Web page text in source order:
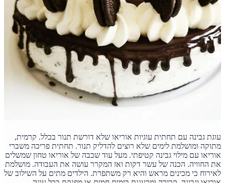
עוגת גבינה עם תחתית עוגיות אוריאו שלא דורשת תנור בכלל. קרמית,
מתוקה ומושלמת לימים שלא רוצים להדליק תנור. תחתית פריכה משברי
אוריאו עם מילוי גבינה קטיפתי. מעל עוד שכבה של אוריאו טחון שמשלים
את החוויה. הכנה של עשר דקות ואז המקרר עושה את העבודה. מושלמת
לאירוח כי מכינים מראש והיא רק משתפרת. הילדים מתים על השילוב של